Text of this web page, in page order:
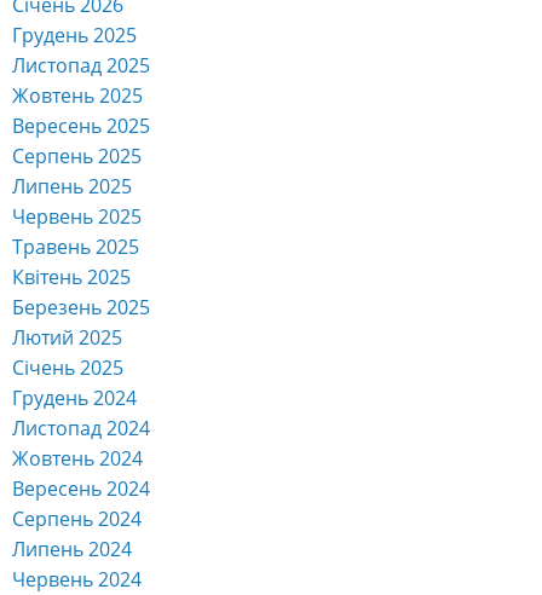
Грудень 2025
Листопад 2025
Жовтень 2025
Вересень 2025
Серпень 2025
Липень 2025
Червень 2025
Травень 2025
Квітень 2025
Березень 2025
Лютий 2025
Січень 2025
Грудень 2024
Листопад 2024
Жовтень 2024
Вересень 2024
Серпень 2024
Липень 2024
Червень 2024